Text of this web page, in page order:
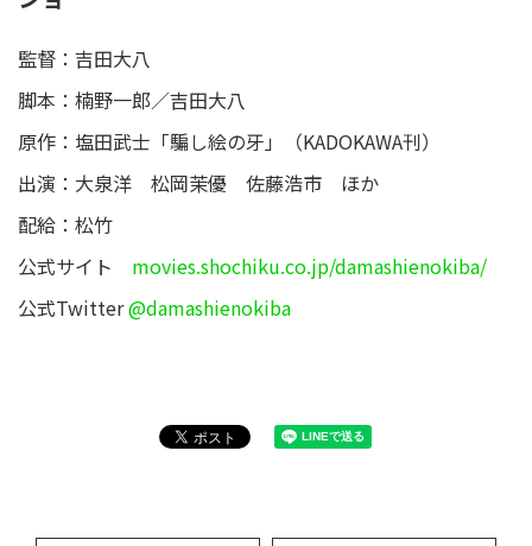
監督：吉田大八
脚本：楠野一郎／吉田大八
原作：塩田武士「騙し絵の牙」（KADOKAWA刊）
出演：大泉洋 松岡茉優 佐藤浩市 ほか
配給：松竹
公式サイト movies.shochiku.co.jp/damashienokiba/
公式Twitter@damashienokiba